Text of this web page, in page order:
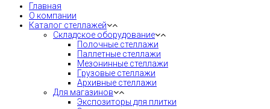
Главная
О компании
Каталог стеллажей
Складское оборудование
Полочные стеллажи
Паллетные стеллажи
Мезонинные стеллажи
Грузовые стеллажи
Архивные стеллажи
Для магазинов
Экспозиторы для плитки